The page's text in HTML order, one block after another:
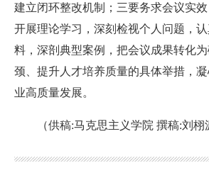
建立闭环整改机制；三要务求会议实
开展理论学习，深刻检视个人问题，
料，深剖典型案例，把会议成果转化
颈、提升人才培养质量的具体举措，
业高质量发展。
（供稿:马克思主义学院 撰稿:刘栩